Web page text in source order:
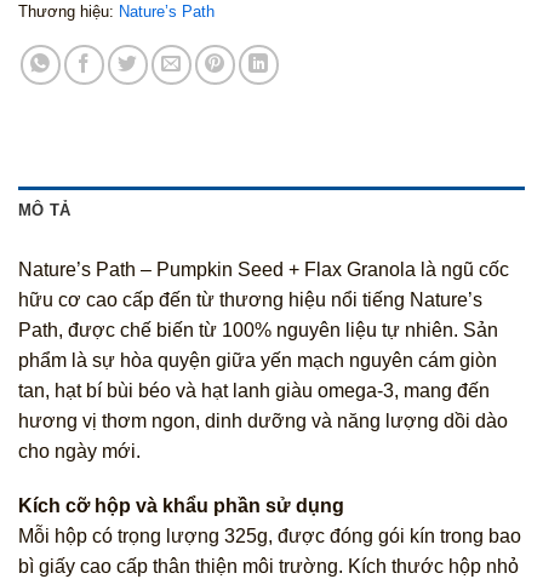
Thương hiệu: Nature’s Path
MÔ TẢ
Nature’s Path – Pumpkin Seed + Flax Granola là ngũ cốc
hữu cơ cao cấp đến từ thương hiệu nổi tiếng Nature’s
Path, được chế biến từ 100% nguyên liệu tự nhiên. Sản
phẩm là sự hòa quyện giữa yến mạch nguyên cám giòn
tan, hạt bí bùi béo và hạt lanh giàu omega-3, mang đến
hương vị thơm ngon, dinh dưỡng và năng lượng dồi dào
cho ngày mới.
Kích cỡ hộp và khẩu phần sử dụng
Mỗi hộp có trọng lượng 325g, được đóng gói kín trong bao
bì giấy cao cấp thân thiện môi trường. Kích thước hộp nhỏ